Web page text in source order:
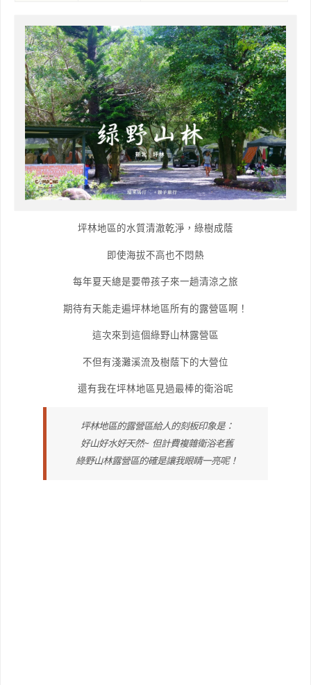
坪林地區的水質清澈乾淨，綠樹成蔭
即使海拔不高也不悶熱
每年夏天總是要帶孩子來一趟清涼之旅
期待有天能走遍坪林地區所有的露營區啊！
這次來到這個綠野山林露營區
不但有淺灘溪流及樹蔭下的大營位
還有我在坪林地區見過最棒的衛浴呢
坪林地區的露營區給人的刻板印象是：
好山好水好天然~ 但計費複雜衛浴老舊
綠野山林露營區的確是讓我眼睛一亮呢！